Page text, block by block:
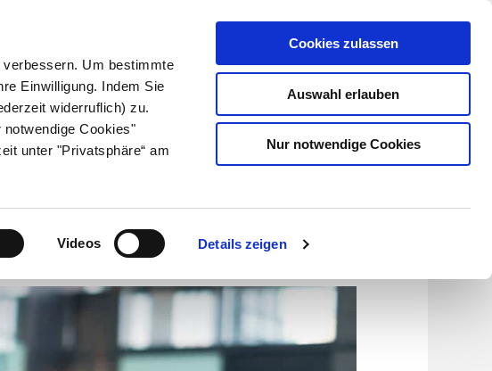
verbessern. Um bestimmte
Einwilligung. Indem Sie
widerruflich) zu.
Cookies"
unter "Privatsphäre“ am
Videos Details zeigen
Cookies zulassen
Auswahl erlauben
Nur notwendige Cookies
Kundenlogin
Suche
Gesund leben Über uns